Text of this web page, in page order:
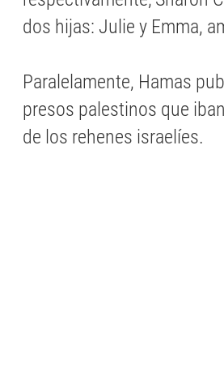
dos hijas: Julie y Emma,
Paralelamente, Hamas
presos palestinos que
de los rehenes israelíes.